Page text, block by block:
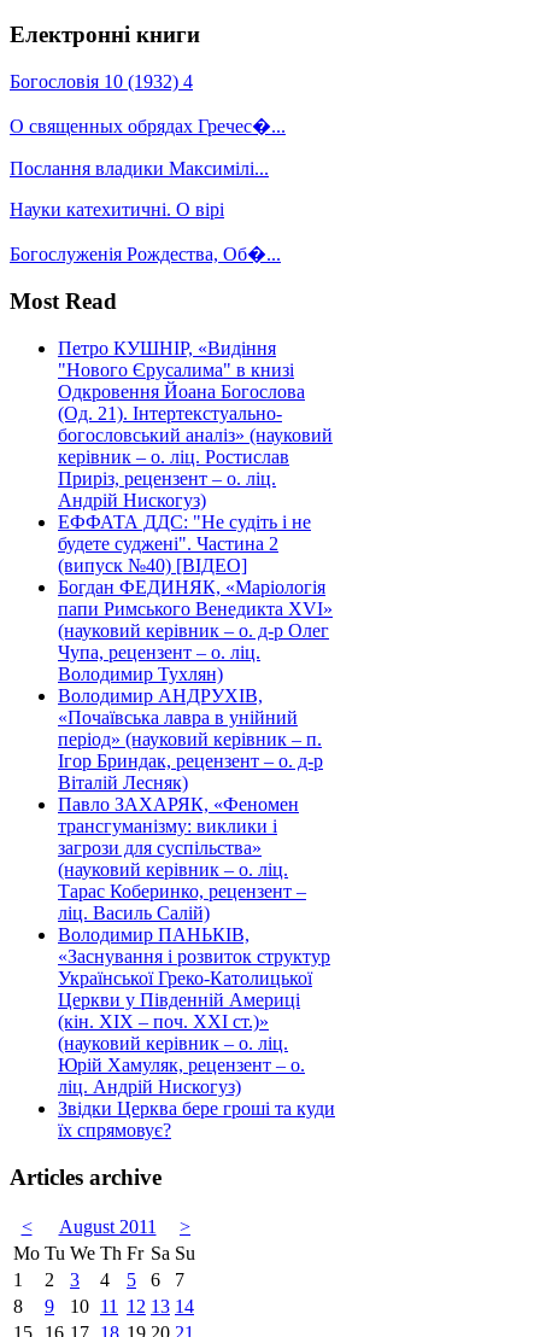
Електронні книги
Богословія 10 (1932) 4
О священных обрядах Гречес�...
Послання владики Максимілі...
Науки катехитичні. О вірі
Богослуженія Рождества, Об�...
Most Read
Петро КУШНІР, «Видіння
"Нового Єрусалима" в книзі
Одкровення Йоана Богослова
(Од. 21). Інтертекстуально-
богословський аналіз» (науковий
керівник – о. ліц. Ростислав
Приріз, рецензент – о. ліц.
Андрій Нискогуз)
ЕФФАТА ДДС: "Не судіть і не
будете суджені". Частина 2
(випуск №40) [ВІДЕО]
Богдан ФЕДИНЯК, «Маріологія
папи Римського Венедикта XVI»
(науковий керівник – о. д-р Олег
Чупа, рецензент – о. ліц.
Володимир Тухлян)
Володимир АНДРУХІВ,
«Почаївська лавра в унійний
період» (науковий керівник – п.
Ігор Бриндак, рецензент – о. д-р
Віталій Лесняк)
Павло ЗАХАРЯК, «Феномен
трансгуманізму: виклики і
загрози для суспільства»
(науковий керівник – о. ліц.
Тарас Коберинко, рецензент –
ліц. Василь Салій)
Володимир ПАНЬКІВ,
«Заснування і розвиток структур
Української Греко-Католицької
Церкви у Південній Америці
(кін. ХІХ – поч. ХХІ ст.)»
(науковий керівник – о. ліц.
Юрій Хамуляк, рецензент – о.
ліц. Андрій Нискогуз)
Звідки Церква бере гроші та куди
їх спрямовує?
Articles archive
< August 2011
>
Mo Tu We Th Fr Sa Su
1
2 3 4 5 6
7
8
9 10 11 12 13 14